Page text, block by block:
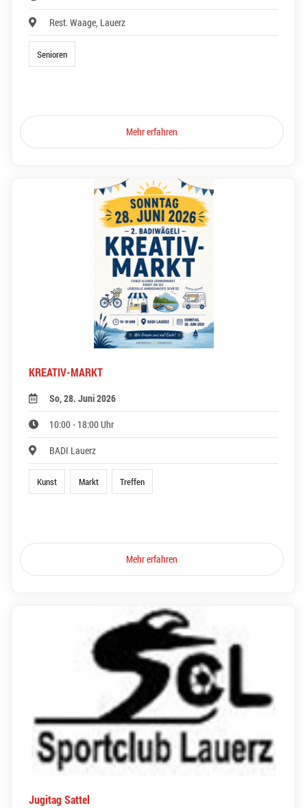
Rest. Waage, Lauerz
Senioren
Mehr erfahren
KREATIV-MARKT
So, 28. Juni 2026
10:00 - 18:00 Uhr
BADI Lauerz
Kunst Markt Treffen
Mehr erfahren
Jugitag Sattel